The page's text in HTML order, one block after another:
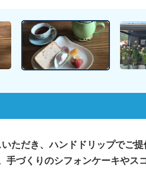
ただき、ハンドドリップでご
づくりのシフォンケーキやス